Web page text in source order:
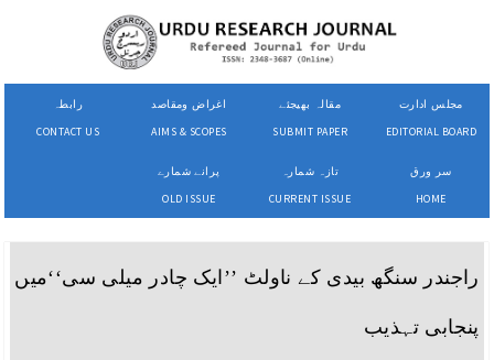
رابطہ
CONTACT US
اغراض ومقاصد
AIMS & SCOPES
مقالہ بھیجئے
SUBMIT PAPER
مجلس ادارت
EDITORIAL BOARD
پرانے شمارے
OLD ISSUE
تازہ شمارہ
CURRENT ISSUE
سر ورق
HOME
راجندر سنگھ بیدی کے ناولٹ ’’ایک چادر میلی سی‘‘میں
پنجابی تہذیب